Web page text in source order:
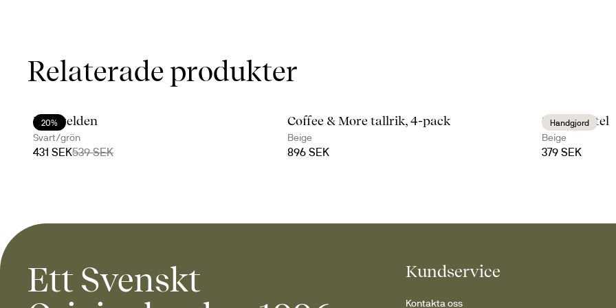
Relaterade produkter
20%
Lägerelden
Svart/grön
431 SEK539 SEK
Coffee & More tallrik, 4-pack
Beige
896 SEK
Handgjord
Sten mortel
Beige
379 SEK
Ett Svenskt
Kundservice
Kontakta oss